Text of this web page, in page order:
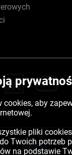
aby
pliki
Twoich potrzeb
na podstawie